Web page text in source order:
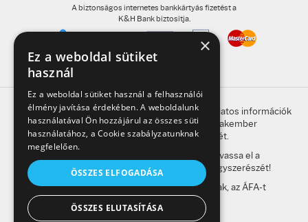
A biztonságos internetes bankkártyás fizetést a
K&H Bank biztosítja.
A honlap oldalain található, gyógyszerrel kapcsolatos információk
betegség esetén nem helyettesítik a szakember
megkeresésének szükségességét.
A kockázatokról és a mellékhatásokról olvassa el a
betegtájékoztatót, vagy kérdezze meg gyógyszerészét!
A weboldalon feltüntetett árak a bruttó árak, az ÁFA-t
tartalmazzák.
×
Ez a weboldal sütiket
használ
Ez a weboldal sütiket használ a felhasználói
élmény javítása érdekében. A weboldalunk
használatával Ön hozzájárul az összes süti
használatához, a Cookie szabályzatunknak
megfelelően.
ÖSSZES ELFOGADÁSA
ÖSSZES ELUTASÍTÁSA